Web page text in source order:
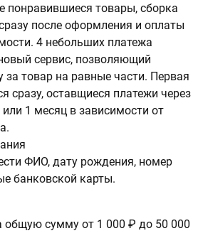
понравившиеся товары, сборка
после оформления и оплаты
4 небольших платежа
сервис, позволяющий
за товар на равные части. Первая
сразу, оставщиеся платежи через
1 месяц в зависимости от
ФИО, дату рождения, номер
банковской карты.
общую сумму от 1 000 ₽ до 50 000